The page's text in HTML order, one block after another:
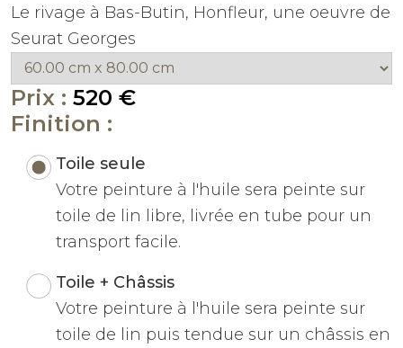
Le rivage à Bas-Butin, Honfleur, une oeuvre de
Seurat Georges
Prix : 520 €
Finition :
Toile seule
Votre peinture à l'huile sera peinte sur
toile de lin libre, livrée en tube pour un
transport facile.
Toile + Châssis
Votre peinture à l'huile sera peinte sur
toile de lin puis tendue sur un châssis en